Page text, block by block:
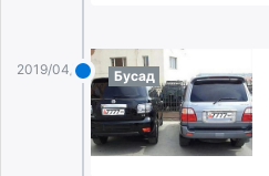
2019/04/06 Бусад